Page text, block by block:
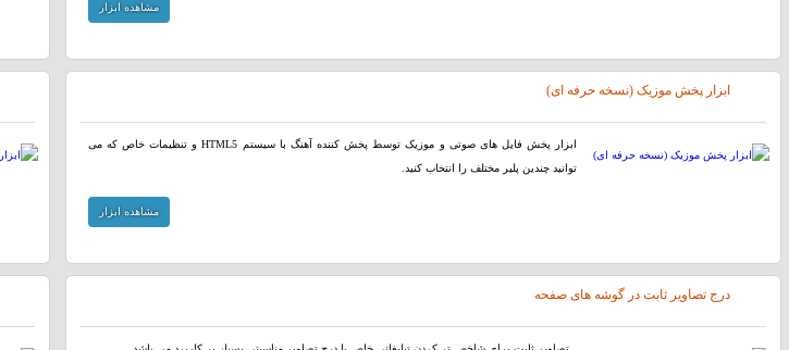
مشاهده ابزار
ابزار پخش موزیک (نسخه حرفه ای)
ابزار پخش فایل های صوتی و موزیک توسط پخش کننده آهنگ با سیستم HTML5 و تنظیمات خاص که می
توانید چندین پلیر مختلف را انتخاب کنید.
مشاهده ابزار
درج تصاویر ثابت در گوشه های صفحه